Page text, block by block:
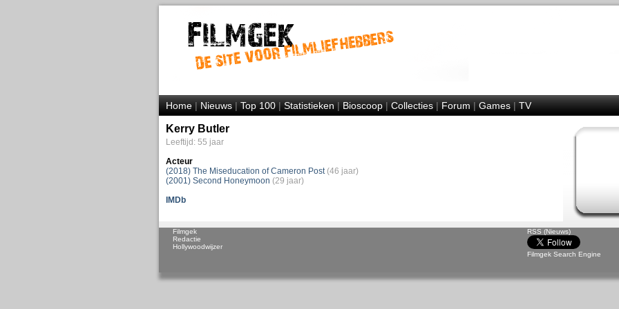
Home|Nieuws|Top 100|Statistieken|Bioscoop|Collecties|Forum|Games|TV
Kerry Butler
Leeftijd: 55 jaar
Acteur
(2018) The Miseducation of Cameron Post (46 jaar)
(2001) Second Honeymoon (29 jaar)
IMDb
RSS (Nieuws)
Filmgek Search Engine
Filmgek
Redactie
Hollywoodwijzer